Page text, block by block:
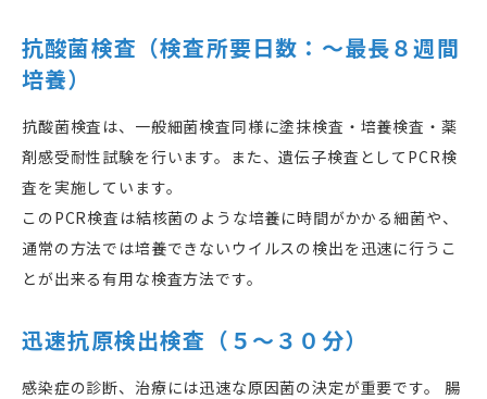
抗酸菌検査（検査所要日数：〜最長８週間
培養）
抗酸菌検査は、一般細菌検査同様に塗抹検査・培養検査・薬
剤感受耐性試験を行います。また、遺伝子検査として PCR検
査を実施しています。
このPCR検査は結核菌のような培養に時間がかかる細菌や、
通常の方法では培養できないウイルスの検出を迅速に行うこ
とが出来る有用な検査方法です。
迅速抗原検出検査（５〜３０分）
感染症の診断、治療には迅速な原因菌の決定が重要です。 腸